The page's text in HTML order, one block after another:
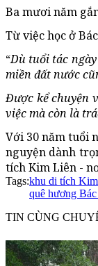
Ba mươi năm
Từ việc học ở
“Dù tuổi tác
miền đất nước
Được kể chuyện
việc mà còn là
Với 30 năm tuổi
nguyện dành
tích Kim Liên -
Tags:khu di tích
quê hương
TIN CÙNG